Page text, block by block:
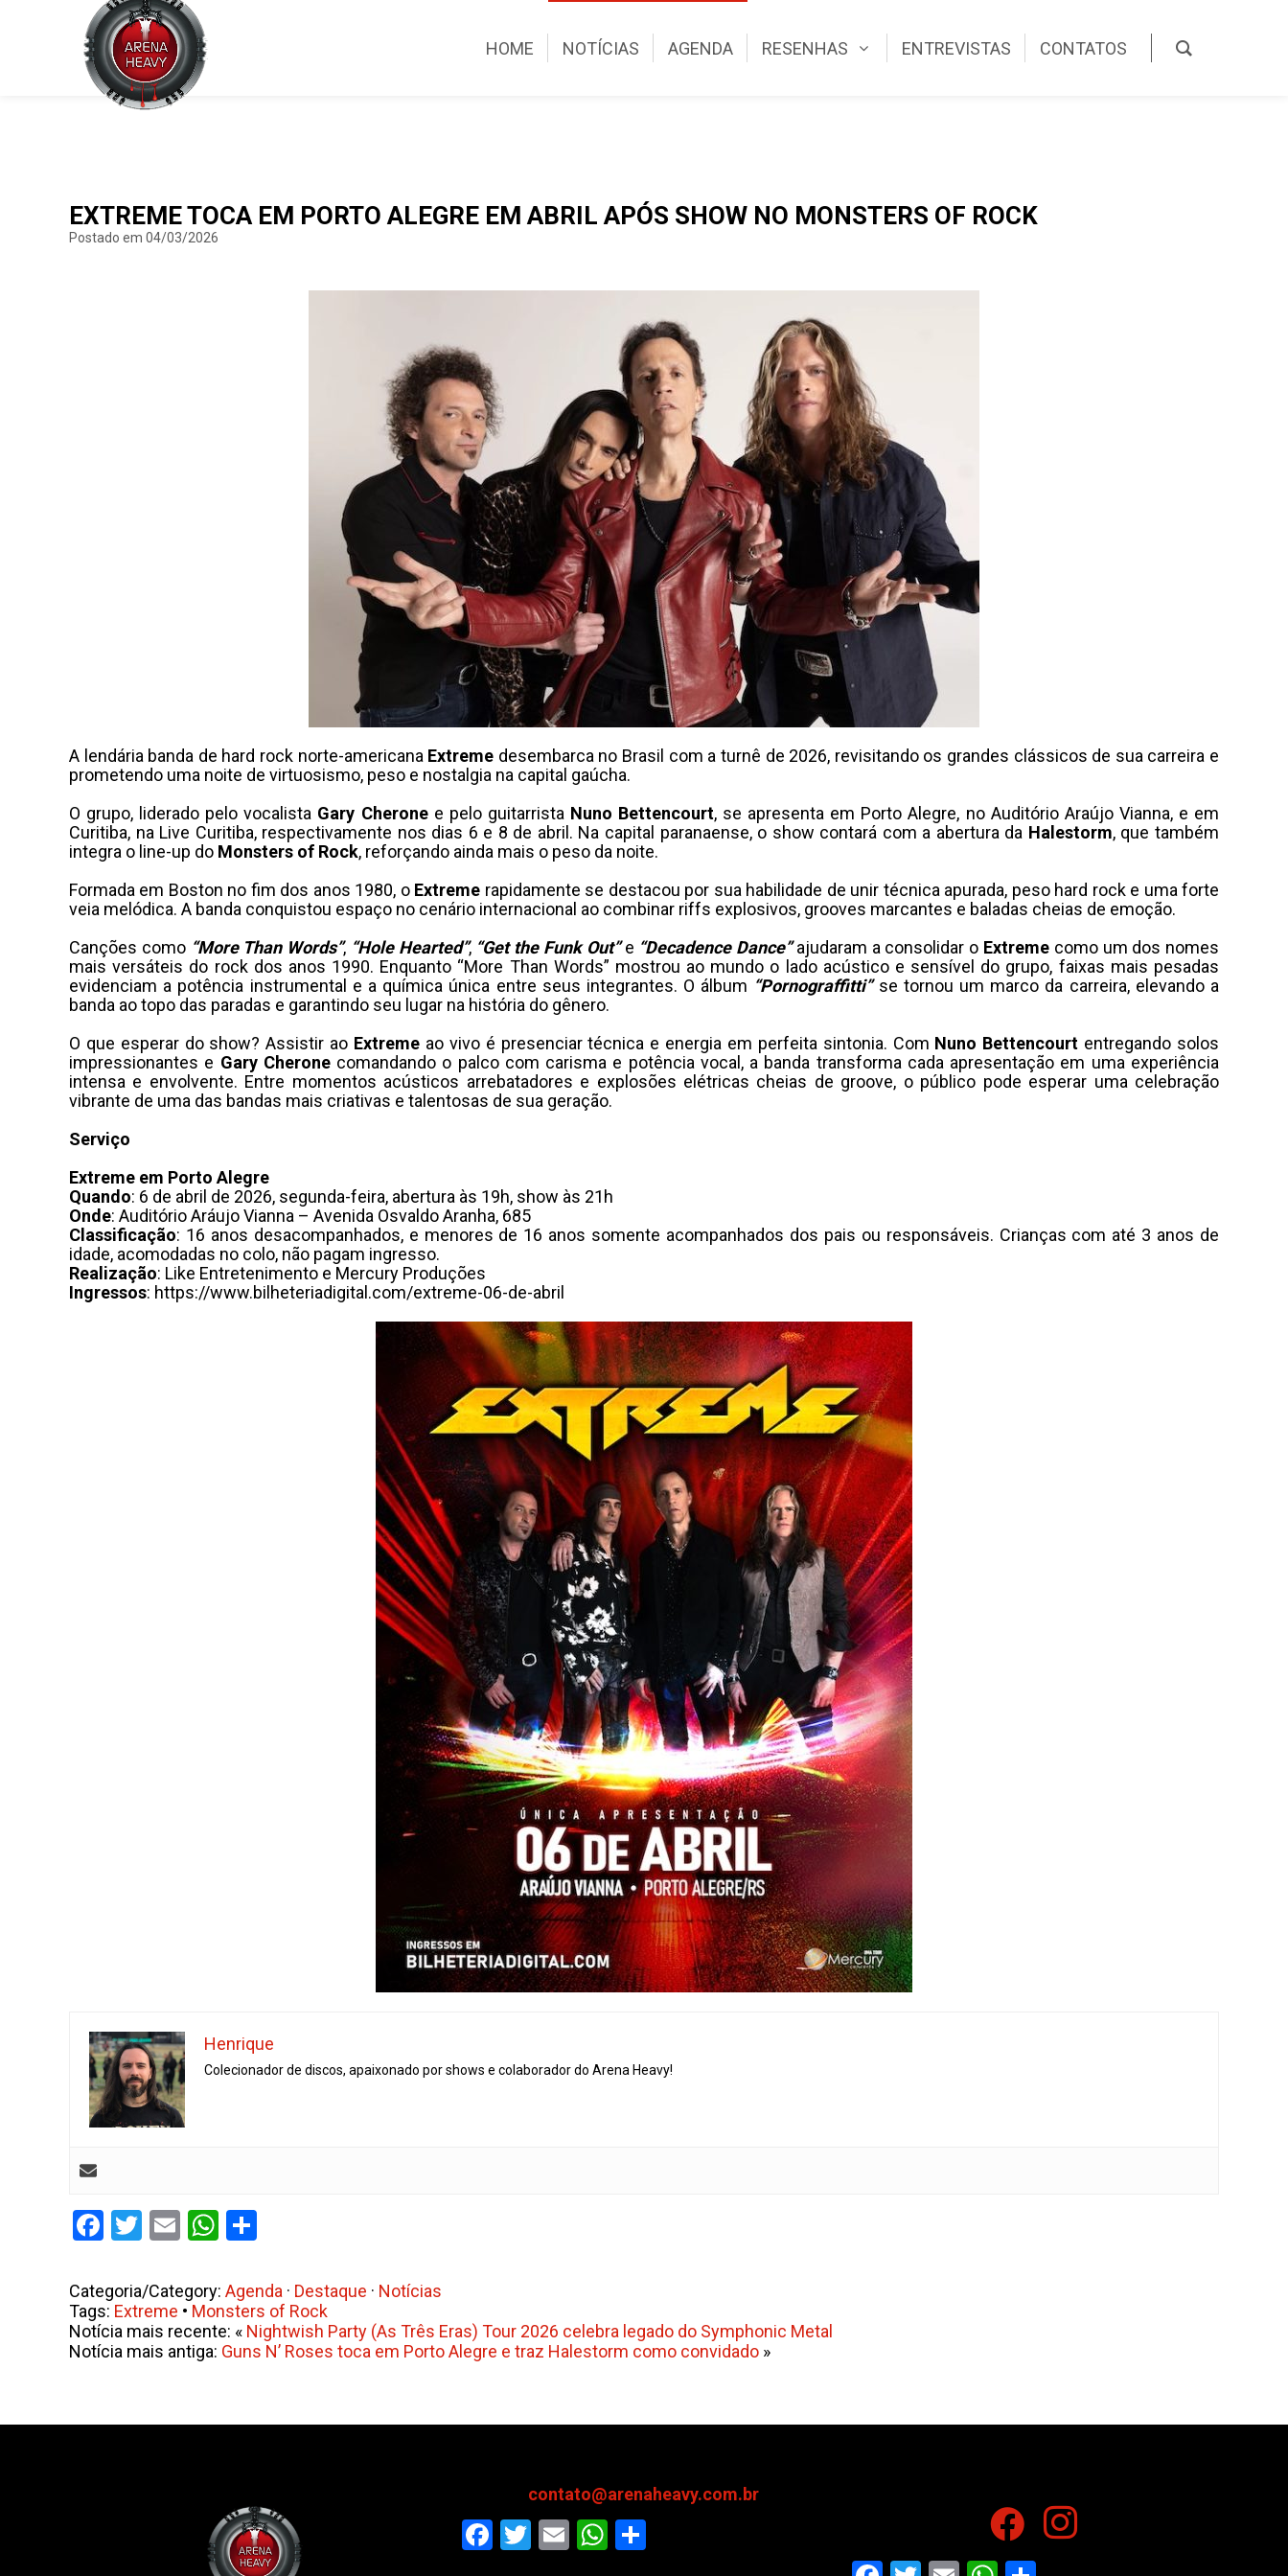
HOME NOTÍCIAS AGENDA RESENHAS ENTREVISTAS CONTATOS
EXTREME TOCA EM PORTO ALEGRE EM ABRIL APÓS SHOW NO MONSTERS OF ROCK
Postado em 04/03/2026
A lendária banda de hard rock norte-americana Extreme desembarca no Brasil com a turnê de 2026, revisitando os grandes clássicos de sua carreira e
prometendo uma noite de virtuosismo, peso e nostalgia na capital gaúcha.
O grupo, liderado pelo vocalista Gary Cheronee pelo guitarrista Nuno Bettencourt, se apresenta em Porto Alegre, no Auditório Araújo Vianna, e em
Curitiba, na Live Curitiba, respectivamente nos dias 6 e 8 de abril. Na capital paranaense, o show contará com a abertura da Halestorm, que também
integra o line-up do Monsters of Rock, reforçando ainda mais o peso da noite.
Formada em Boston no fim dos anos 1980, o Extreme rapidamente se destacou por sua habilidade de unir técnica apurada, peso hard rock e uma forte
veia melódica. A banda conquistou espaço no cenário internacional ao combinar riffs explosivos, grooves marcantes e baladas cheias de emoção.
Canções como “More Than Words”, “Hole Hearted”, “Get the Funk Out”e “Decadence Dance”ajudaram a consolidar o Extremecomo um dos nomes
mais versáteis do rock dos anos 1990. Enquanto “More Than Words” mostrou ao mundo o lado acústico e sensível do grupo, faixas mais pesadas
evidenciam a potência instrumental e a química única entre seus integrantes. O álbum “Pornograffitti”se tornou um marco da carreira, elevando a
banda ao topo das paradas e garantindo seu lugar na história do gênero.
O que esperar do show? Assistir ao Extreme ao vivo é presenciar técnica e energia em perfeita sintonia. Com Nuno Bettencourt entregando solos
impressionantes e Gary Cheronecomandando o palco com carisma e potência vocal, a banda transforma cada apresentação em uma experiência
intensa e envolvente. Entre momentos acústicos arrebatadores e explosões elétricas cheias de groove, o público pode esperar uma celebração
vibrante de uma das bandas mais criativas e talentosas de sua geração.
Serviço
Extreme em Porto Alegre
Quando: 6 de abril de 2026, segunda-feira, abertura às 19h, show às 21h
Onde: Auditório Aráujo Vianna – Avenida Osvaldo Aranha, 685
Classificação: 16 anos desacompanhados, e menores de 16 anos somente acompanhados dos pais ou responsáveis. Crianças com até 3 anos de
idade, acomodadas no colo, não pagam ingresso.
Realização: Like Entretenimento e Mercury Produções
Ingressos: https://www.bilheteriadigital.com/extreme-06-de-abril
Henrique
Colecionador de discos, apaixonado por shows e colaborador do Arena Heavy!
Facebook
Twitter
EmailWhatsApp
Categoria/Category: Agenda · Destaque · Notícias
Tags: Extreme • Monsters of Rock
Notícia mais recente: « Nightwish Party (As Três Eras) Tour 2026 celebra legado do Symphonic Metal
Notícia mais antiga: Guns N’ Roses toca em Porto Alegre e traz Halestorm como convidado »
contato@arenaheavy.com.br
Facebook
Twitter
EmailWhatsApp